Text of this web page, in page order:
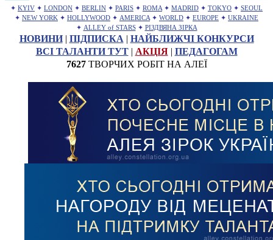
✦ KYIV ✦ LONDON ✦ BERLIN ✦ PARIS ✦ ROMA ✦ MADRID ✦ TOKYO ✦ SEOUL
✦ NEW YORK ✦ HOLLYWOOD ✦ AMERICA ✦ WORLD ✦ EUROPE ✦ UKRAINE
✦ ALLEY of STARS ✦ РІЗДВЯНА ЗІРКА
НОВИНИ| ПІДПИСКА | НАЙБЛИЖЧІ КОНКУРСИ
ВСІ ТАЛАНТИ ТУТ| АКЦІЯ| ПЕДАГОГАМ
7627ТВОРЧИХ РОБІТ НА АЛЕЇ